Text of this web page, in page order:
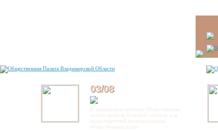
03/08
В прошедшую пятницу Общественная
палата провела большой семинар для
представителей муниципальных
общественных палат